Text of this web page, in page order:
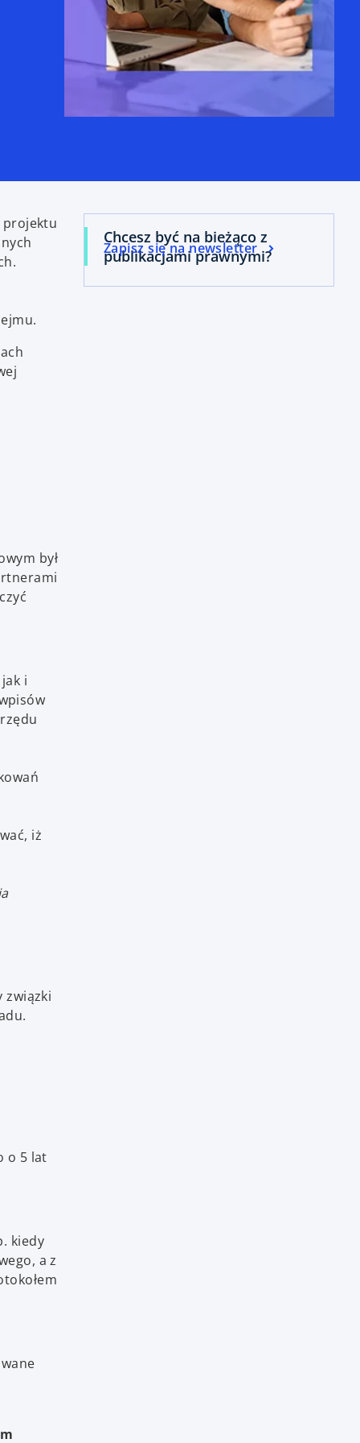
projektu
był
i
iż
związki
o 5 lat
kiedy
a z
Chcesz być na bieżąco z
publikacjami prawnymi?
Zapisz się na newsletter